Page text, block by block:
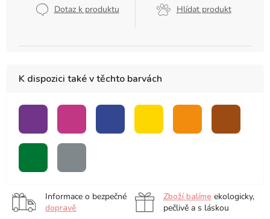
Dotaz k produktu Hlídat produkt
K dispozici také v těchto barvách
Informace o bezpečné
dopravě
Zboží balíme ekologicky,
pečlivě a s láskou